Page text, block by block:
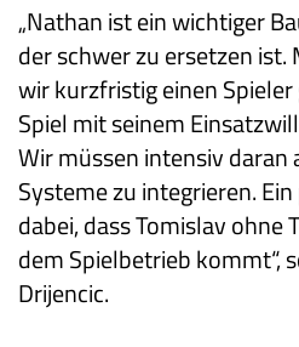
„Nathan ist ein wichtiger
der schwer zu ersetzen ist.
wir kurzfristig einen
Spiel mit seinem
Wir müssen intensiv daran
Systeme zu integrieren.
dabei, dass Tomislav ohne
dem Spielbetrieb kommt“,
Drijencic.